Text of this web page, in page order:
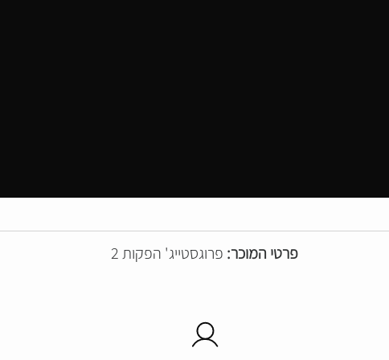
פרטי המוכר: פרוגסטייג' הפקות 2